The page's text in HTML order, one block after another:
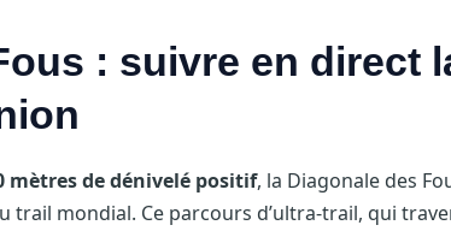
: suivre en direct
mètres de dénivelé positif, la Diagonale des
mondial. Ce parcours d’ultra-trail, qui